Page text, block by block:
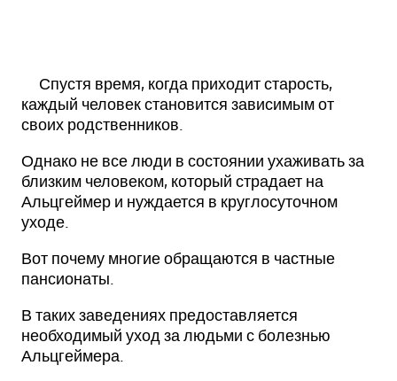
Спустя время, когда приходит старость,
каждый человек становится зависимым от
своих родственников.
Однако не все люди в состоянии ухаживать за
близким человеком, который страдает на
Альцгеймер и нуждается в круглосуточном
уходе.
Вот почему многие обращаются в частные
пансионаты.
В таких заведениях предоставляется
необходимый уход за людьми с болезнью
Альцгеймера.